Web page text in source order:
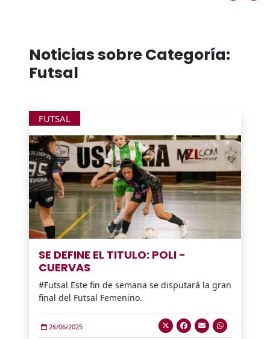
Noticias sobre Categoría:
Futsal
FUTSAL
SE DEFINE EL TITULO: POLI -
CUERVAS
#Futsal Este fin de semana se disputará la gran
final del Futsal Femenino.
26/06/2025